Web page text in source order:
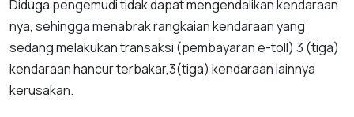
Diduga pengemudi tidak dapat mengendalikan kendaraan
nya, sehingga menabrak rangkaian kendaraan yang
sedang melakukan transaksi (pembayaran e-toll) 3 (tiga)
kendaraan hancur terbakar,3(tiga) kendaraan lainnya
kerusakan.